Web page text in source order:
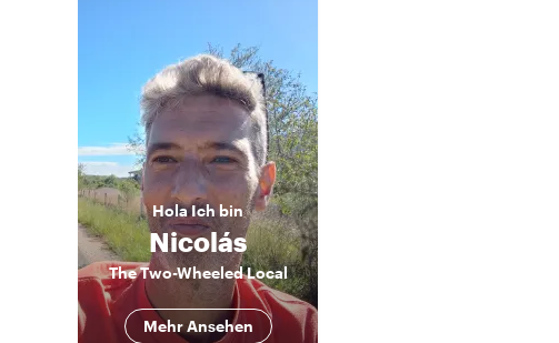
HolaIch bin
Nicolás
The Two-Wheeled Local
Mehr Ansehen